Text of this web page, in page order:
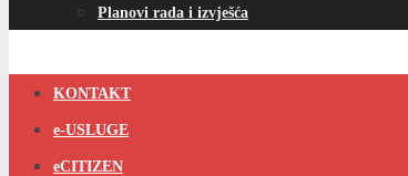
Planovi rada i izvješća
KONTAKT
e-USLUGE
eCITIZEN